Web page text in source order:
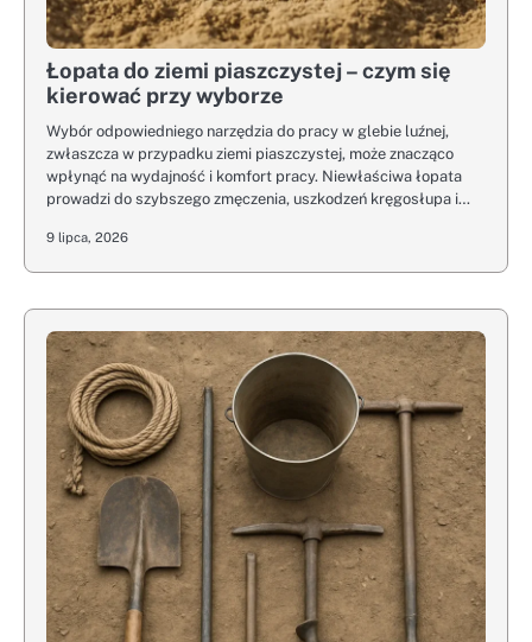
Łopata do ziemi piaszczystej – czym się
kierować przy wyborze
Wybór odpowiedniego narzędzia do pracy w glebie luźnej,
zwłaszcza w przypadku ziemi piaszczystej, może znacząco
wpłynąć na wydajność i komfort pracy. Niewłaściwa łopata
prowadzi do szybszego zmęczenia, uszkodzeń kręgosłupa i…
9 lipca, 2026